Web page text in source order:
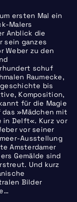
ersten Mal ein
Malers
Anblick die
sein ganzes
Weber zu den
schuf
Raumecke,
bis
Komposition,
für die Magie
»Mädchen mit
in Delft«. Kurz vor
vor seiner
Ausstellung
Amsterdamer
Gemälde sind
Und kurz
Bilder